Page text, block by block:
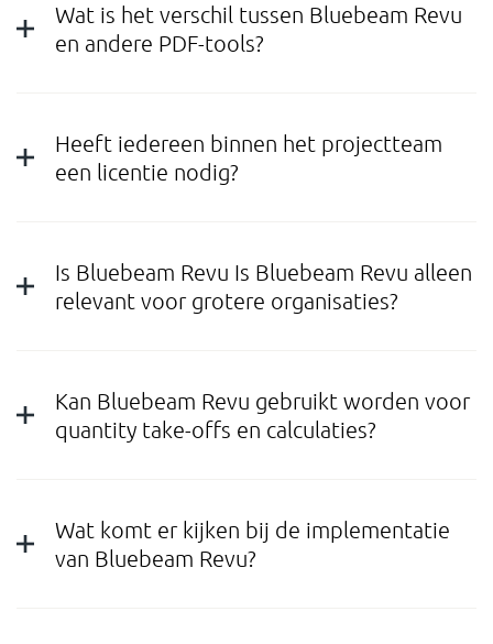
Wat is het verschil tussen Bluebeam Revu
en andere PDF-tools?
Heeft iedereen binnen het projectteam
een licentie nodig?
Is Bluebeam Revu Is Bluebeam Revu alleen
relevant voor grotere organisaties?
Kan Bluebeam Revu gebruikt worden voor
quantity take-offs en calculaties?
Wat komt er kijken bij de implementatie
van Bluebeam Revu?